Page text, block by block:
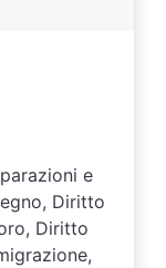
e
Diritto
Diritto